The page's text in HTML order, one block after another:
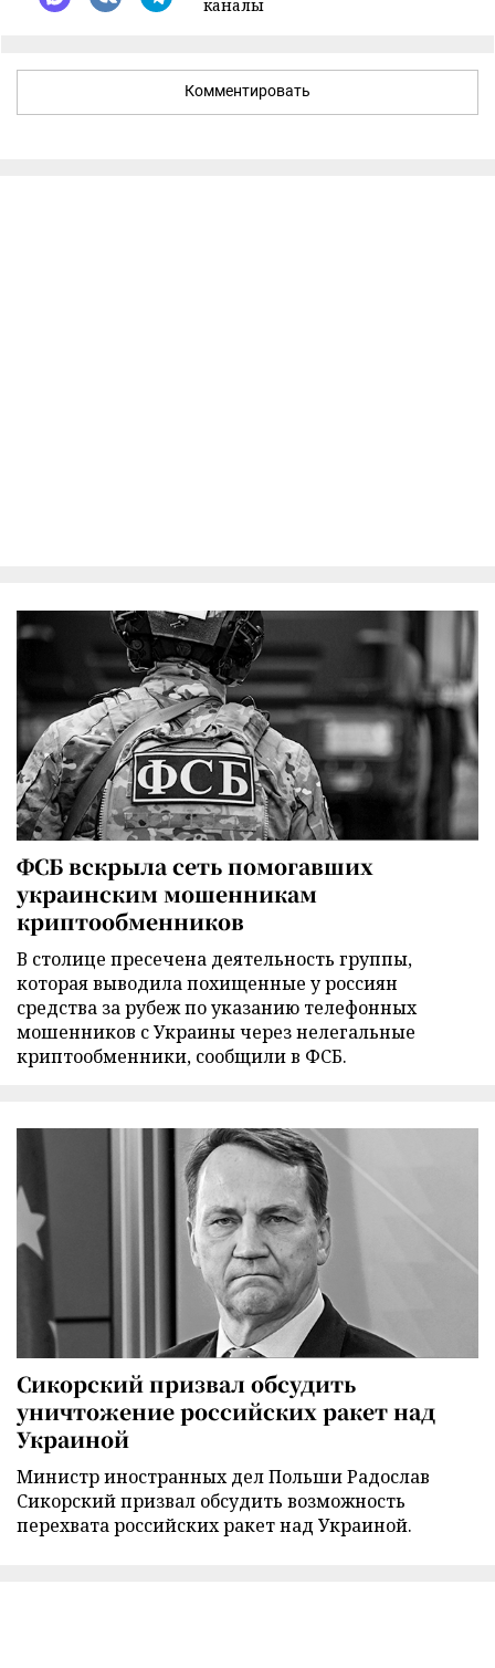
каналы
Комментировать
ФСБ вскрыла сеть помогавших
украинским мошенникам
криптообменников
В столице пресечена деятельность группы,
которая выводила похищенные у россиян
средства за рубеж по указанию телефонных
мошенников с Украины через нелегальные
криптообменники, сообщили в ФСБ.
Сикорский призвал обсудить
уничтожение российских ракет над
Украиной
Министр иностранных дел Польши Радослав
Сикорский призвал обсудить возможность
перехвата российских ракет над Украиной.